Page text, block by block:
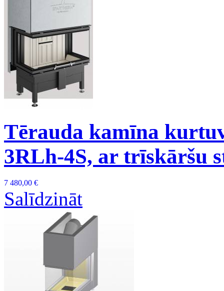
Tērauda kamīna
3RLh-4S, ar trīskāršu
7 480,00 €
Salīdzināt